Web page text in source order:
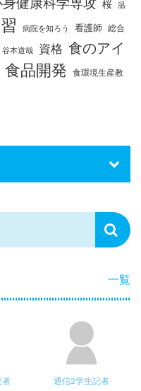
桜 温
病院を知ろう 看護師 総合
谷本道哉 資格 食のアイ
食品開発 食環境生産教
一覧
者 通信2学生記者